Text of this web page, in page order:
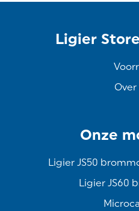
Ligier
Over
Onze
Ligier JS50
Ligier JS60